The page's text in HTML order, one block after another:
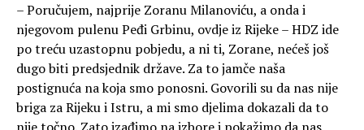
– Poručujem, najprije Zoranu Milanoviću, a onda i
njegovom pulenu Peđi Grbinu, ovdje iz Rijeke – HDZ ide
po treću uzastopnu pobjedu, a ni ti, Zorane, nećeš još
dugo biti predsjednik države. Za to jamče naša
postignuća na koja smo ponosni. Govorili su da nas nije
briga za Rijeku i Istru, a mi smo djelima dokazali da to